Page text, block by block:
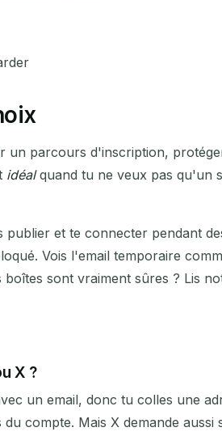
un parcours d'inscription,
idéalquand tu ne veux pas qu'un
et te connecter pendant
Vois l'email temporaire
sont vraiment sûres ? Lis
X ?
un email, donc tu colles une
compte. Mais X demande